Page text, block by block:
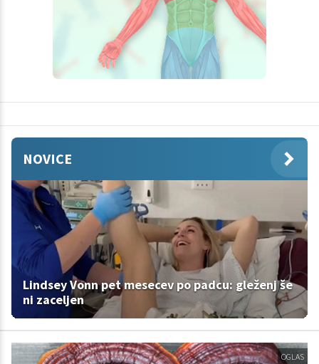
NOVICE
Lindsey Vonn pet mesecev po padcu: gleženj še
ni zaceljen
OGLAS